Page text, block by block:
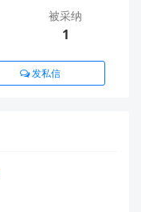
被采纳
1
发私信